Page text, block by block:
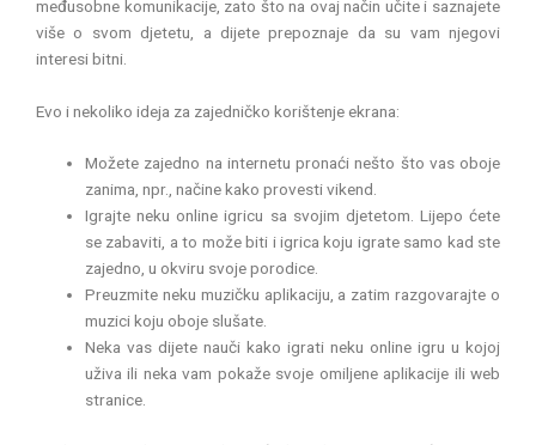
međusobne komunikacije, zato što na ovaj način učite i saznajete
više o svom djetetu, a dijete prepoznaje da su vam njegovi
interesi bitni.
Evo i nekoliko ideja za zajedničko korištenje ekrana:
Možete zajedno na internetu pronaći nešto što vas oboje
zanima, npr., načine kako provesti vikend.
Igrajte neku online igricu sa svojim djetetom. Lijepo ćete
se zabaviti, a to može biti i igrica koju igrate samo kad ste
zajedno, u okviru svoje porodice.
Preuzmite neku muzičku aplikaciju, a zatim razgovarajte o
muzici koju oboje slušate.
Neka vas dijete nauči kako igrati neku online igru u kojoj
uživa ili neka vam pokaže svoje omiljene aplikacije ili web
stranice.